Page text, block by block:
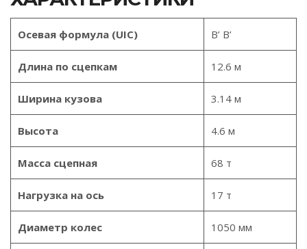
Осевая формула (UIC) B’ B’
Длина по сцепкам 12.6 м
Ширина кузова 3.14 м
Высота 4.6 м
Масса сцепная 68 т
Нагрузка на ось 17 т
Диаметр колес 1050 мм